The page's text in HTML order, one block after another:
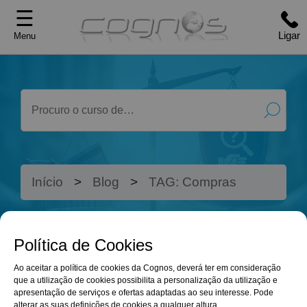
Política de Cookies
Ao aceitar a política de cookies da Cognos, deverá ter em consideração
que a utilização de cookies possibilita a personalização da utilização e
apresentação de serviços e ofertas adaptadas ao seu interesse. Pode
alterar as suas definições de cookies a qualquer altura.
☰
Menu Ligar
Início Blog TAG: Compras
BLOGOS CURSOS
ONLINE QUE